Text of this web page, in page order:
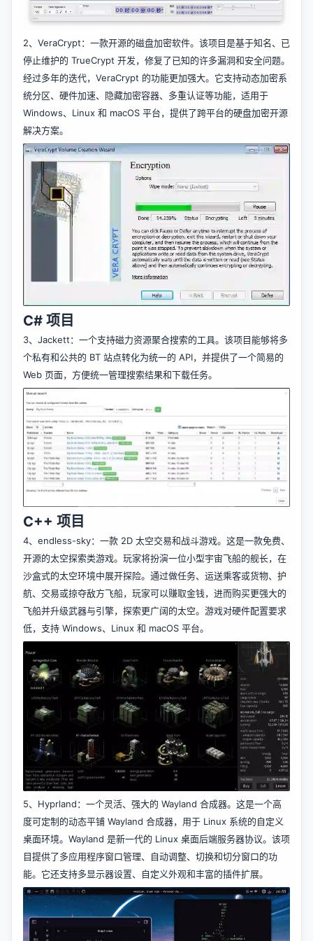
2、 VeraCrypt：一款开源的磁盘加密软件。该项目是基于知名、已
停止维护的 TrueCrypt 开发，修复了已知的许多漏洞和安全问题。
经过多年的迭代，VeraCrypt 的功能更加强大。它支持动态加密系
统分区、硬件加速、隐藏加密容器、多重认证等功能，适用于
Windows、Linux 和 macOS 平台，提供了跨平台的硬盘加密开源
解决方案。
C# 项目
3、 Jackett：一个支持磁力资源聚合搜索的工具。该项目能够将多
个私有和公共的 BT 站点转化为统一的 API，并提供了一个简易的
Web 页面，方便统一管理搜索结果和下载任务。
C++ 项目
4、 endless-sky：一款 2D 太空交易和战斗游戏。这是一款免费、
开源的太空探索类游戏。玩家将扮演一位小型宇宙飞船的舰长，在
沙盒式的太空环境中展开探险。通过做任务、运送乘客或货物、护
航、交易或掠夺敌方飞船，玩家可以赚取金钱，进而购买更强大的
飞船并升级武器与引擎，探索更广阔的太空。游戏对硬件配置要求
低，支持 Windows、Linux 和 macOS 平台。
5、 Hyprland：一个灵活、强大的 Wayland 合成器。这是一个高
度可定制的动态平铺 Wayland 合成器，用于 Linux 系统的自定义
桌面环境。Wayland 是新一代的 Linux 桌面后端服务器协议。该项
目提供了多应用程序窗口管理、自动调整、切换和切分窗口的功
能。它还支持多显示器设置、自定义外观和丰富的插件扩展。